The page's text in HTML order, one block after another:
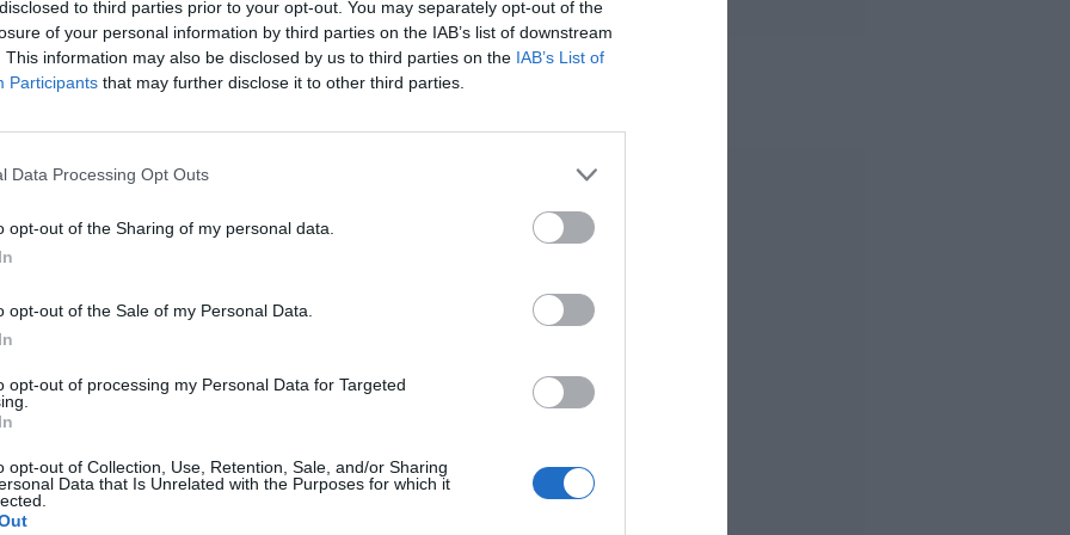
to third parties prior to your opt-out. You may separately opt-out of the
of your personal information by third parties on the IAB’s list of downstream
This information may also be disclosed by us to third parties on the IAB’s List of
Participants that may further disclose it to other third parties.
Data Processing Opt Outs
opt-out of the Sharing of my personal data.
opt-out of the Sale of my Personal Data.
opt-out of processing my Personal Data for Targeted
opt-out of Collection, Use, Retention, Sale, and/or Sharing
Data that Is Unrelated with the Purposes for which it
comenzado de la mejor manera y el equipo
cuandoClaudio Barragán sustituyó
eldense ha sido constante hasta
del campeonato.
conseguido.
del